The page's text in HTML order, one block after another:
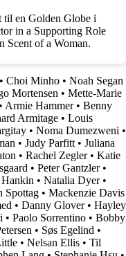
en Golden Globe i
in a Supporting Role
Scent of a Woman.
• Choi Minho • Noah Segan
Mortensen • Mette-Marie
• Armie Hammer• Benny
Armitage • Louis
• Noma Dumezweni •
• Judy Parfitt • Juliana
• Rachel Zegler• Katie
• Peter Gantzler•
• Natalia Dyer•
Spottag • Mackenzie Davis
• Danny Glover• Hayley
• Paolo Sorrentino • Bobby
• Søs Egelind •
• Nelsan Ellis • Til